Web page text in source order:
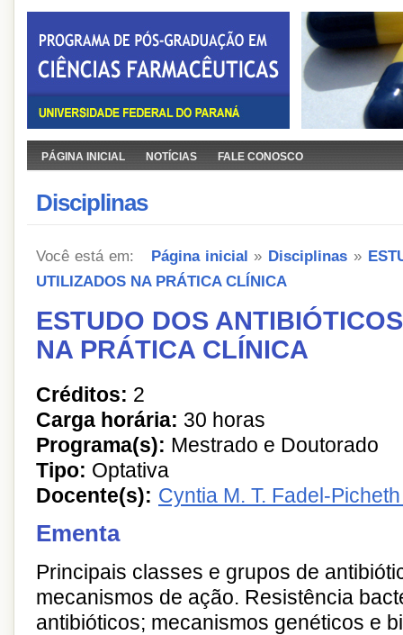
PÁGINA INICIAL NOTÍCIAS FALE CONOSCO
Disciplinas
Você está em: Página inicial » Disciplinas »
UTILIZADOS NA PRÁTICA CLÍNICA
ESTUDO DOS
NA PRÁTICA CLÍNICA
Créditos: 2
Carga horária: 30 horas
Programa(s): Mestrado e Doutorado
Tipo: Optativa
Docente(s): Cyntia M. T. Fadel-
Ementa
Principais classes e grupos de
mecanismos de ação. Resistência
antibióticos; mecanismos genéticos e